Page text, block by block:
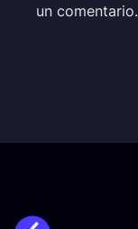
un comentario.